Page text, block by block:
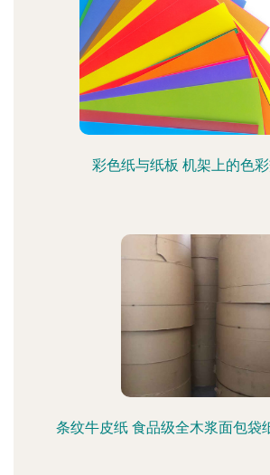
彩色纸与纸板 机架上的色
条纹牛皮纸 食品级全木浆面包袋